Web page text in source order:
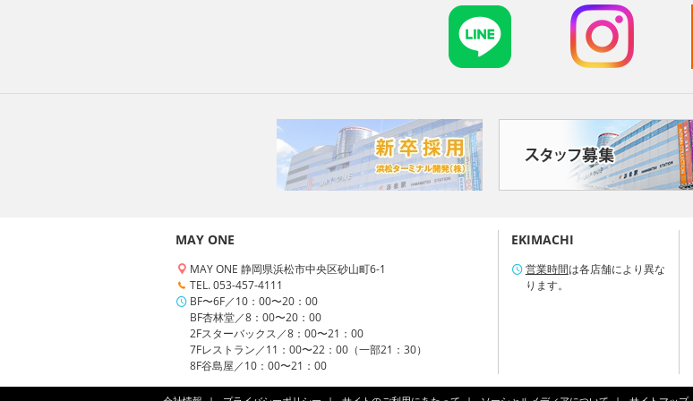
MAY ONE
MAY ONE 静岡県浜松市中央区砂山町6-1
TEL. 053-457-4111
BF〜6F／10：00〜20：00
BF杏林堂／8：00〜20：00
2Fスターバックス／8：00〜21：00
7Fレストラン／11：00〜22：00（一部21：30）
8F谷島屋／10：00〜21：00
EKIMACHI
営業時間は各店舗により異な
ります。